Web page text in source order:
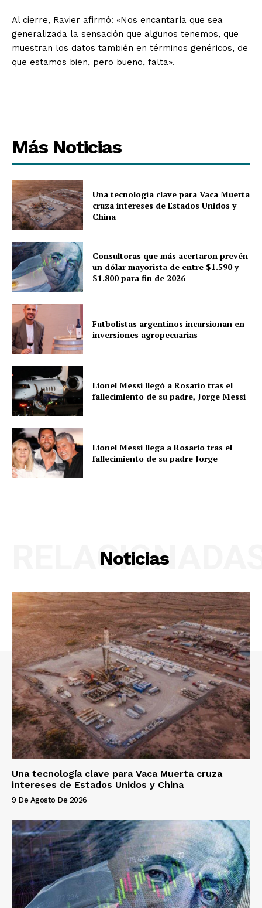
Al cierre, Ravier afirmó: «Nos encantaría que sea
generalizada la sensación que algunos tenemos, que
muestran los datos también en términos genéricos, de
que estamos bien, pero bueno, falta».
Más Noticias
Una tecnología clave para Vaca Muerta
cruza intereses de Estados Unidos y
China
Consultoras que más acertaron prevén
un dólar mayorista de entre $1.590 y
$1.800 para fin de 2026
Futbolistas argentinos incursionan en
inversiones agropecuarias
Lionel Messi llegó a Rosario tras el
fallecimiento de su padre, Jorge Messi
Lionel Messi llega a Rosario tras el
fallecimiento de su padre Jorge
Noticias
Una tecnología clave para Vaca Muerta cruza
intereses de Estados Unidos y China
9 De Agosto De 2026